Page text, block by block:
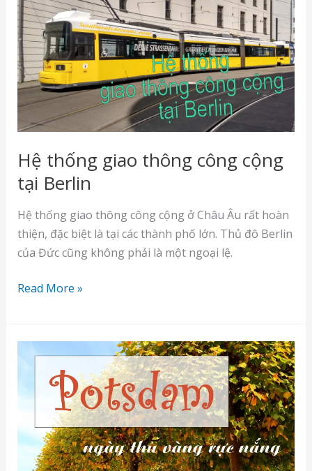
Hệ thống giao thông công cộng
tại Berlin
Hệ thống giao thông công cộng ở Châu Âu rất hoàn
thiện, đặc biệt là tại các thành phố lớn. Thủ đô Berlin
của Đức cũng không phải là một ngoại lệ.
Hệ
thông
tại
Read More »